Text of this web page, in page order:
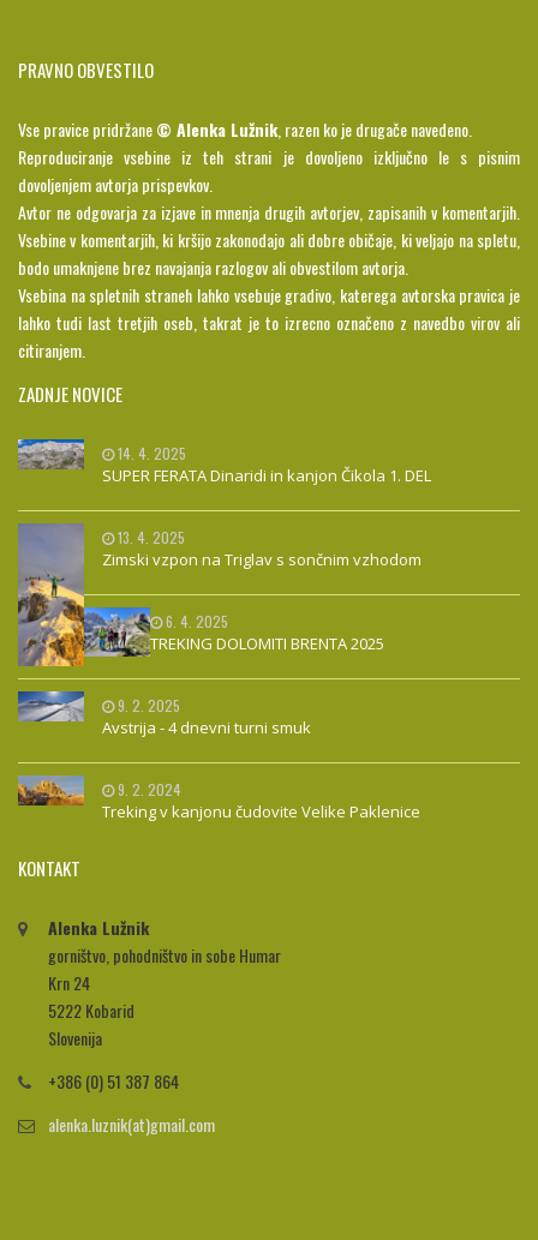
PRAVNO OBVESTILO
Vse pravice pridržane© Alenka Lužnik, razen ko je drugače navedeno.
Reproduciranje vsebine iz teh strani je dovoljeno izključno le s pisnim
dovoljenjem avtorja prispevkov.
Avtor ne odgovarja za izjave in mnenja drugih avtorjev, zapisanih v komentarjih.
Vsebine v komentarjih, ki kršijo zakonodajo ali dobre običaje, ki veljajo na spletu,
bodo umaknjene brez navajanja razlogov ali obvestilom avtorja.
Vsebina na spletnih straneh lahko vsebuje gradivo, katerega avtorska pravica je
lahko tudi last tretjih oseb, takrat je to izrecno označeno z navedbo virov ali
citiranjem.
ZADNJE NOVICE
14. 4. 2025
SUPER FERATA Dinaridi in kanjon Čikola 1. DEL
13. 4. 2025
Zimski vzpon na Triglav s sončnim vzhodom
6. 4. 2025
TREKING DOLOMITI BRENTA 2025
9. 2. 2025
Avstrija - 4 dnevni turni smuk
9. 2. 2024
Treking v kanjonu čudovite Velike Paklenice
KONTAKT
Alenka Lužnik
gorništvo, pohodništvo in sobe Humar
Krn 24
5222 Kobarid
Slovenija
+386 (0) 51 387 864
alenka.luznik(at)gmail.com